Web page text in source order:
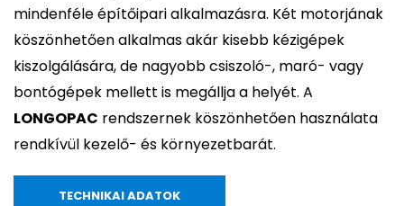
mindenféle építőipari alkalmazásra. Két motorjának
köszönhetően alkalmas akár kisebb kézigépek
kiszolgálására, de nagyobb csiszoló-, maró- vagy
bontógépek mellett is megállja a helyét. A
LONGOPAC rendszernek köszönhetően használata
rendkívül kezelő- és környezetbarát.
TECHNIKAI ADATOK